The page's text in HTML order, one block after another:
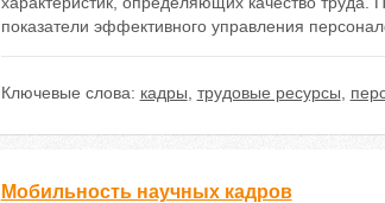
показатели эффективного управления
Ключевые слова: кадры трудовые ресурсы
Мобильность научных кадров